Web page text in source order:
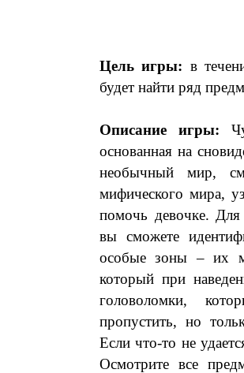
Цель игры: в
будет найти ряд
Описание игры:
основанная на
необычный мир,
мифического мира,
помочь девочке. Для
вы сможете
особые зоны – их
который при
головоломки,
пропустить, но
Если что-то не
Осмотрите все